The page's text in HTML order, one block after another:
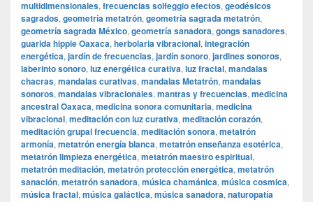
multidimensionales, frecuencias solfeggio efectos, geodésicos
sagrados, geometría metatrón, geometría sagrada metatrón,
geometría sagrada México, geometría sanadora, gongs sanadores,
guarida hippie Oaxaca, herbolaria vibracional, integración
energética, jardín de frecuencias, jardín sonoro, jardines sonoros,
laberinto sonoro, luz energética curativa, luz fractal, mandalas
chacras, mandalas curativas, mandalas Metatrón, mandalas
sonoros, mandalas vibracionales, mantras y frecuencias, medicina
ancestral Oaxaca, medicina sonora comunitaria, medicina
vibracional, meditación con luz curativa, meditación corazón,
meditación grupal frecuencia, meditación sonora, metatrón
armonía, metatrón energía blanca, metatrón enseñanza esotérica,
metatrón limpieza energética, metatrón maestro espiritual,
metatrón meditación, metatrón protección energética, metatrón
sanación, metatrón sanadora, música chamánica, música cosmica,
música fractal, música galáctica, música sanadora, naturopatía